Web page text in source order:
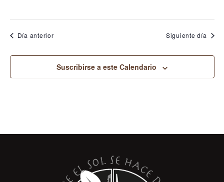
Día anterior Siguiente día
Suscribirse a este Calendario